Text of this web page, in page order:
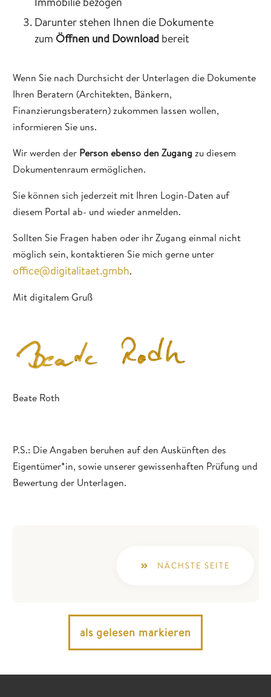
Darunter stehen Ihnen die Dokumente
zum Öffnen und Download bereit
Wenn Sie nach Durchsicht der Unterlagen die Dokumente
Ihren Beratern (Architekten, Bänkern,
Finanzierungsberatern) zukommen lassen wollen,
informieren Sie uns.
Wir werden der Person ebenso den Zugangzu diesem
Dokumentenraum ermöglichen.
Sie können sich jederzeit mit Ihren Login-Daten auf
diesem Portal ab- und wieder anmelden.
Sollten Sie Fragen haben oder ihr Zugang einmal nicht
möglich sein, kontaktieren Sie mich gerne unter
office@digitalitaet.gmbh.
Mit digitalem Gruß
Beate Roth
P.S.: Die Angaben beruhen auf den Auskünften des
Eigentümer*in, sowie unserer gewissenhaften Prüfung und
Bewertung der Unterlagen.
NÄCHSTE SEITE
als gelesen markieren